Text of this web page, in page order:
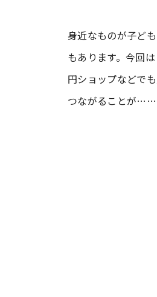
#渡邊大地の令和的ワー
身近なものが子ど
もあります。今回
円ショップなどで
つながることが……